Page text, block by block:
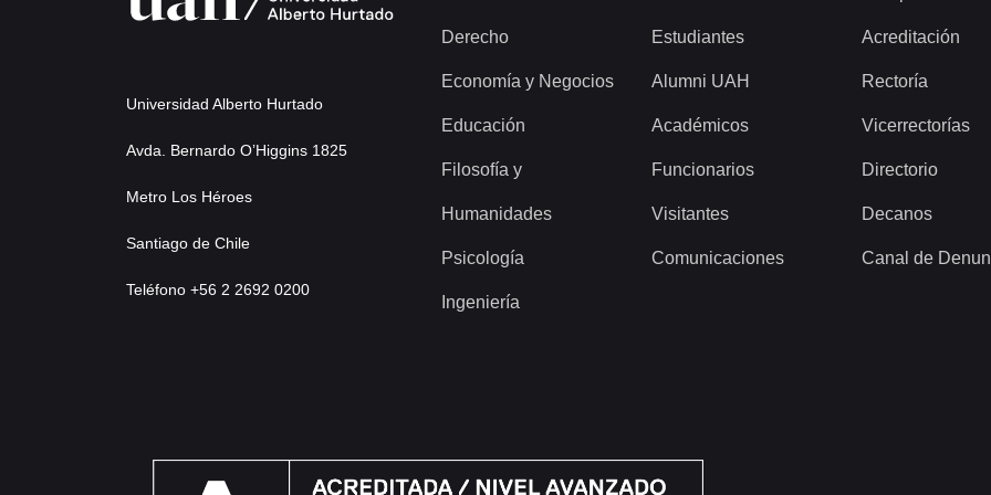
Universidad Alberto Hurtado
Avda. Bernardo O’Higgins 1825
Metro Los Héroes
Santiago de Chile
Teléfono +56 2 2692 0200
Derecho
Economía y Negocios
Educación
Filosofía y
Humanidades
Psicología
Ingeniería
Estudiantes
Alumni UAH
Académicos
Funcionarios
Visitantes
Comunicaciones
Acreditación
Rectoría
Vicerrectorías
Directorio
Decanos
Canal de